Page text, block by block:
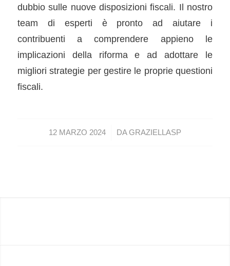
dubbio sulle nuove disposizioni fiscali. Il nostro
team di esperti è pronto ad aiutare i
contribuenti a comprendere appieno le
implicazioni della riforma e ad adottare le
migliori strategie per gestire le proprie questioni
fiscali.
12 MARZO 2024
/ DAGRAZIELLASP